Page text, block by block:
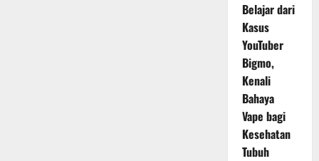
Belajar dari
Kasus
YouTuber
Bigmo,
Kenali
Bahaya
Vape bagi
Kesehatan
Tubuh